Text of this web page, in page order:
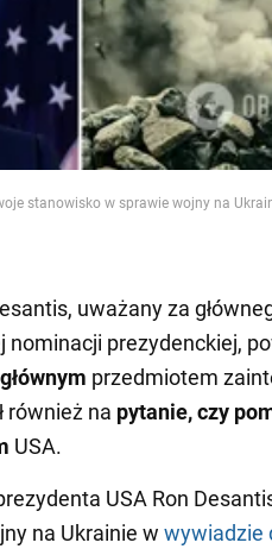
stanowisko w sprawie wojny na
uważany za
nominacji prezydenckiej,
przedmiotem
również na pytanie, czy
USA.
USA Ron
na Ukrainie w wywiadzie